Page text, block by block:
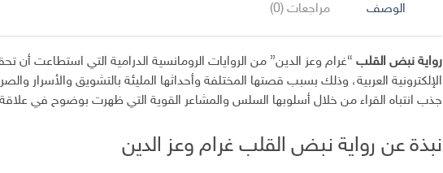
الوصف مراجعات (0)
رواية نبض القلب “غرام وعز الدين” من الروايات الرومانسية الدرامية التي استطاعت أن
الإلكترونية العربية، وذلك بسبب قصتها المختلفة وأحداثها المليئة بالتشويق والأسرار
جذب انتباه القراء من خلال أسلوبها السلس والمشاعر القوية التي ظهرت بوضوح في علاقة
نبذة عن رواية نبض القلب غرام وعز الدين